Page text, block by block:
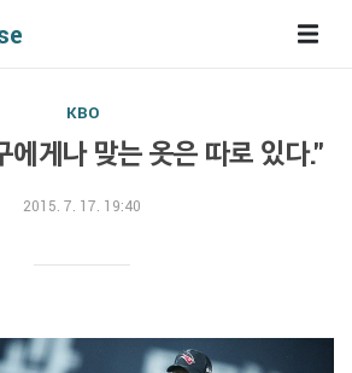
KBO
게나 맞는 옷은 따로 있다."
2015. 7. 17. 19:40